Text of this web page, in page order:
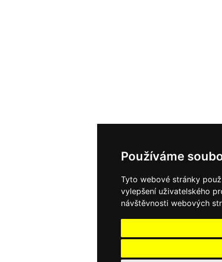
Používáme
Tyto webové stránky
vylepšení uživatelského
návštěvnosti webových